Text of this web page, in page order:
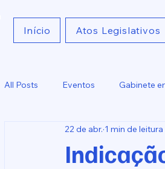
Início
Atos Legislativos
All Posts Eventos Gabinete
Indicações Comunicados
22 de abr. 1 min de leitura